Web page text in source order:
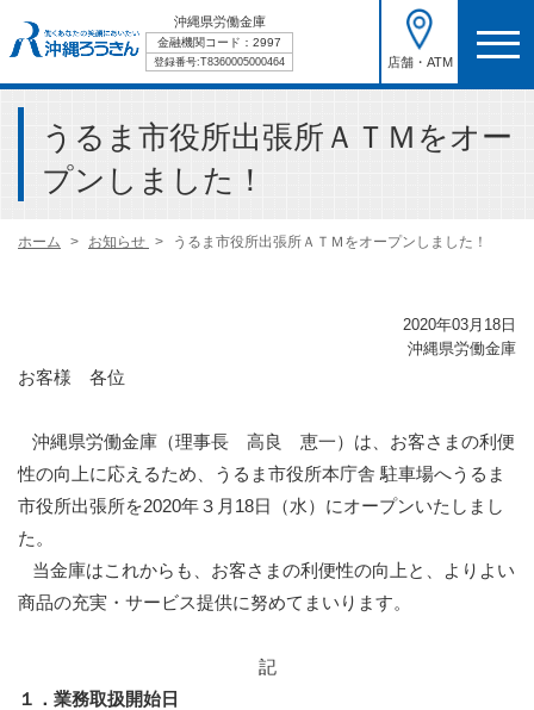
沖縄県労働金庫
金融機関コード：2997
登録番号:T8360005000464 店舗・ATM
うるま市役所出張所ＡＴＭをオー
プンしました！
ホーム お知らせ うるま市役所出張所ＡＴＭをオープンしました！
2020年03月18日
沖縄県労働金庫
お客様 各位
沖縄県労働金庫（理事長 高良 恵一）は、お客さまの利便
性の向上に応えるため、うるま市役所本庁舎 駐車場へうるま
市役所出張所を2020年３月18日（水）にオープンいたしまし
た。
当金庫はこれからも、お客さまの利便性の向上と、よりよい
商品の充実・サービス提供に努めてまいります。
記
１．業務取扱開始日